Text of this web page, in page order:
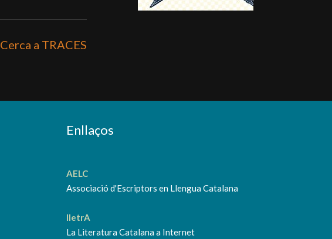
Cerca a TRACES
Enllaços
AELC
Associació d'Escriptors en Llengua Catalana
lletrA
La Literatura Catalana a Internet